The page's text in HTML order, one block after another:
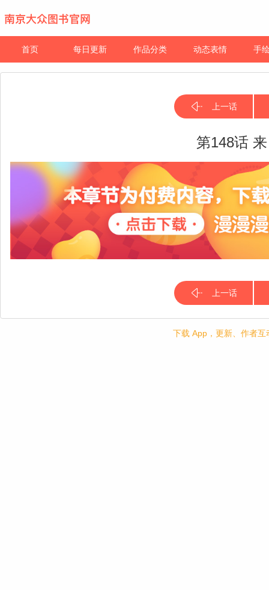
首页 每日更新 作品分类 动态表情 手
上一话
第148话
上一话
下载 App，更新、作者